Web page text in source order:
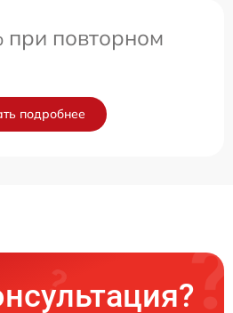
при повторном
подробнее